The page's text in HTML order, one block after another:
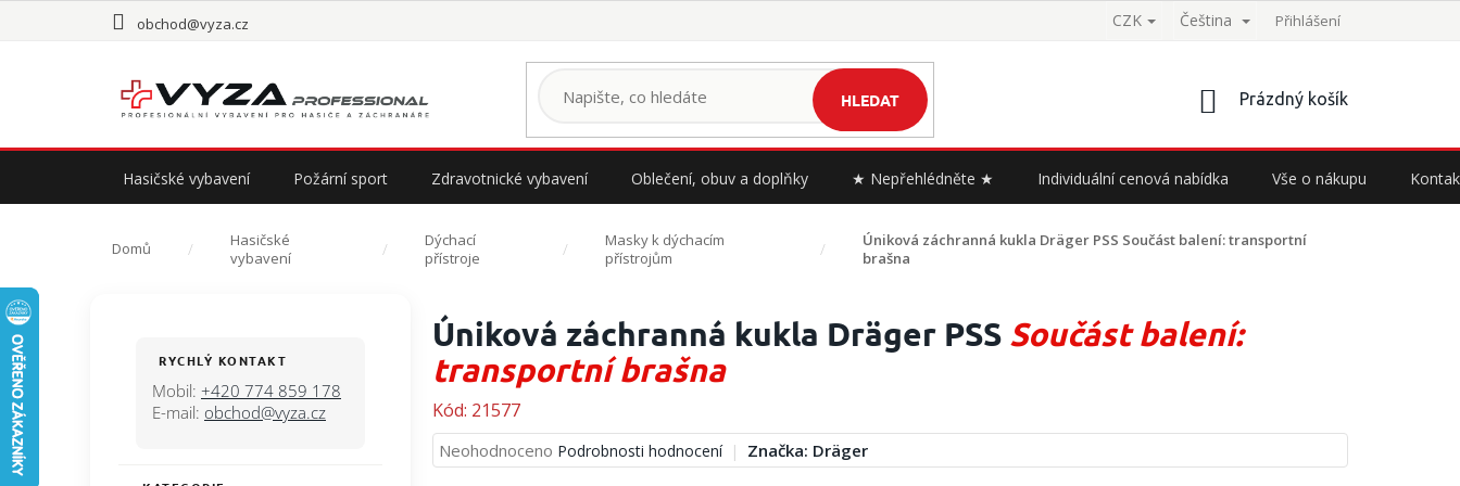
obchod@vyza.cz CZK Čeština Přihlášení
HLEDAT
NÁKUPNÍ
Prázdný košík
Hasičské vybavení Požární sport Zdravotnické vybavení Oblečení, obuv a doplňky ★ Nepřehlédněte ★ Individuální cenová nabídka Vše o nákupu
Domů
Hasičské
vybavení
Dýchací
přístroje
Masky k dýchacím
přístrojům
Úniková záchranná kukla Dräger PSS Součást balení: transportní
brašna
RYCHLÝ KONTAKT
Mobil: +420 774 859 178
E-mail: obchod@vyza.cz
Úniková záchranná kukla Dräger PSS Součást balení:
transportní brašna
Kód: 21577
Průměrné
hodnocení
Neohodnoceno Podrobnosti hodnocení Značka: Dräger